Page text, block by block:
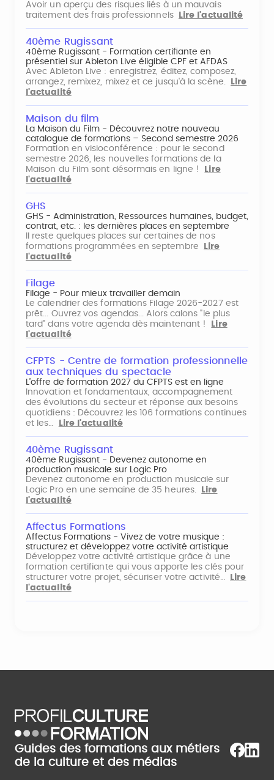
Avoir un aperçu des risques liés à un mauvais
traitement des frais professionnels
Lire l'actualité
40ème Rugissant
40ème Rugissant - Formation certifiante en
présentiel sur Ableton Live éligible CPF et AFDAS
Avec Ableton Live : enregistrez, éditez, composez,
arrangez, remixez, mixez et ce jusqu'à la scène.
Lire
l'actualité
Maison du film
La Maison du Film - Découvrez notre nouveau
catalogue de formations – Second semestre 2026
Formation en visioconférence : pour le second
semestre 2026, les nouvelles formations de la
Maison du Film sont désormais en ligne !
Lire
l'actualité
GHS
GHS - Administration, Ressources humaines, budget,
contrat, etc. : les dernières places en septembre
Il reste quelques places sur certaines de nos
formations programmées en septembre
Lire
l'actualité
Filage
Filage - Pour mieux travailler demain
Le calendrier des formations Filage 2026-2027 est
prêt... Ouvrez vos agendas... Alors calons "le plus
tard" dans votre agenda dès maintenant !
Lire
l'actualité
CFPTS - Centre de formation professionnelle
aux techniques du spectacle
L’offre de formation 2027 du CFPTS est en ligne
Innovation et fondamentaux, accompagnement
des évolutions du secteur et réponse aux besoins
quotidiens : Découvrez les 106 formations continues
et les…
Lire l'actualité
40ème Rugissant
40ème Rugissant - Devenez autonome en
production musicale sur Logic Pro
Devenez autonome en production musicale sur
Logic Pro en une semaine de 35 heures.
Lire
l'actualité
Affectus Formations
Affectus Formations - Vivez de votre musique :
structurez et développez votre activité artistique
Développez votre activité artistique grâce à une
formation certifiante qui vous apporte les clés pour
structurer votre projet, sécuriser votre activité…
Lire
l'actualité
Guides des formations aux métiers
de la culture et des médias